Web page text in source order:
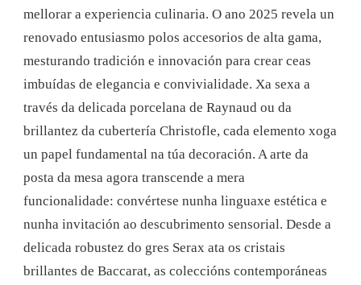
ALTA
PARA
CEAS
mellorar a experiencia culinaria. O ano 2025 revela un
renovado entusiasmo polos accesorios de alta gama,
mesturando tradición e innovación para crear ceas
imbuídas de elegancia e convivialidade. Xa sexa a
través da delicada porcelana de Raynaud ou da
brillantez da cubertería Christofle, cada elemento xoga
un papel fundamental na túa decoración. A arte da
posta da mesa agora transcende a mera
funcionalidade: convértese nunha linguaxe estética e
nunha invitación ao descubrimento sensorial. Desde a
delicada robustez do gres Serax ata os cristais
brillantes de Baccarat, as coleccións contemporáneas